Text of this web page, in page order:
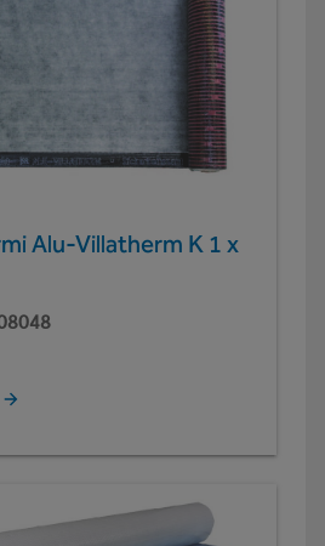
Alu-Villatherm K 1 x